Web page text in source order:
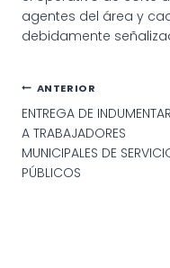
agentes del área y
debidamente
Navegación
de
entradas
ANTERIOR
ENTREGA DE
A TRABAJADORES
MUNICIPALES DE
PÚBLICOS